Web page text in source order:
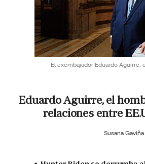
El exembajador Eduardo Aguirre,
Eduardo Aguirre, el
relaciones entre
Susana Gaviña